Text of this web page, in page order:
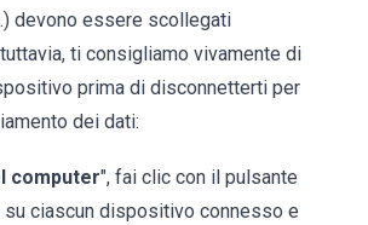
devono essere scollegati
ti consigliamo vivamente di
prima di disconnetterti per
dei dati:
computer", fai clic con il pulsante
ciascun dispositivo connesso e